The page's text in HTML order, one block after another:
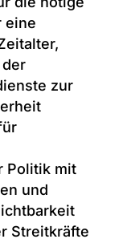
eine
zur
Politik mit
und
Streitkräfte